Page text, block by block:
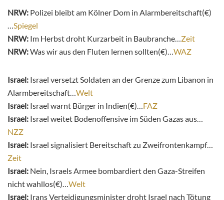
NRW: Polizei bleibt am Kölner Dom in Alarmbereitschaft(€)
Spiegel
NRW: Im Herbst droht Kurzarbeit in Baubranche… Zeit
NRW:Was wir aus den Fluten lernen sollten(€)… WAZ
Israel: Israel versetzt Soldaten an der Grenze zum Libanon in
Alarmbereitschaft… Welt
Israel: Israel warnt Bürger in Indien(€)… FAZ
Israel: Israel weitet Bodenoffensive im Süden Gazas aus…
NZZ
Israel: Israel signalisiert Bereitschaft zu Zweifrontenkampf…
Zeit
Israel: Nein, Israels Armee bombardiert den Gaza-Streifen
nicht wahllos(€)… Welt
Israel: Irans Verteidigungsminister droht Israel nach Tötung